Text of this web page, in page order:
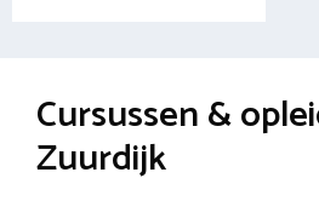
Cursussen &
Zuurdijk